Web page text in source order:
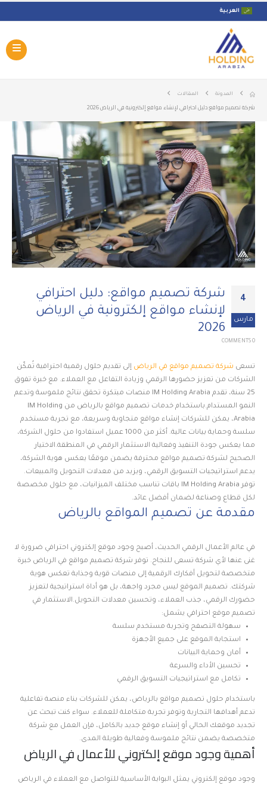
العربية
المدونة المقالات
شركة تصميم مواقع: دليل احترافي لإنشاء مواقع إلكترونية في الرياض 2026
4
مارس
شركة تصميم مواقع: دليل احترافي
لإنشاء مواقع إلكترونية في الرياض
2026
0 COMMENTS
تسعى شركة تصميم مواقع في الرياض إلى تقديم حلول رقمية احترافية تُمكّن
الشركات من تعزيز حضورها الرقمي وزيادة التفاعل مع العملاء. مع خبرة تفوق
25 سنة، تقدم IM Holding Arabia منصات مبتكرة تحقق نتائج ملموسة وتدعم
النمو المستدام.باستخدام خدمات تصميم مواقع بالرياض من IM Holding
Arabia، يمكن للشركات إنشاء مواقع متجاوبة وسريعة، مع تجربة مستخدم
سلسة وحماية بيانات عالية. أكثر من 1000 عميل استفادوا من حلول الشركة،
مما يعكس جودة التنفيذ وفعالية الاستثمار الرقمي في المنطقة.الاختيار
الصحيح لشركة تصميم مواقع محترفة يضمن موقعًا يعكس هوية الشركة،
يدعم استراتيجيات التسويق الرقمي، ويزيد من معدلات التحويل والمبيعات.
توفر IM Holding Arabia باقات تناسب مختلف الميزانيات، مع حلول مخصصة
لكل قطاع وصناعة لضمان أفضل عائد.
مقدمة عن تصميم المواقع بالرياض
في عالم الأعمال الرقمي الحديث، أصبح وجود موقع إلكتروني احترافي ضرورة لا
غنى عنها لأي شركة تسعى للنجاح. توفر شركة تصميم مواقع في الرياض خبرة
متخصصة لتحويل أفكارك الرقمية إلى منصات قوية وجذابة تعكس هوية
شركتك. تصميم الموقع ليس مجرد واجهة، بل هو أداة استراتيجية لتعزيز
حضورك الرقمي، جذب العملاء، وتحسين معدلات التحويل.الاستثمار في
تصميم موقع احترافي يشمل:
سهولة التصفح وتجربة مستخدم سلسة
استجابة الموقع على جميع الأجهزة
أمان وحماية البيانات
تحسين الأداء والسرعة
تكامل مع استراتيجيات التسويق الرقمي
باستخدام حلول تصميم مواقع بالرياض، يمكن للشركات بناء منصة تفاعلية
تدعم أهدافها التجارية وتوفر تجربة متكاملة للعملاء. سواء كنت تبحث عن
تجديد موقعك الحالي أو إنشاء موقع جديد بالكامل، فإن العمل مع شركة
متخصصة يضمن نتائج ملموسة وفعالية طويلة المدى.
أهمية وجود موقع إلكتروني للأعمال في الرياض
وجود موقع إلكتروني يمثل البوابة الأساسية للتواصل مع العملاء في الرياض